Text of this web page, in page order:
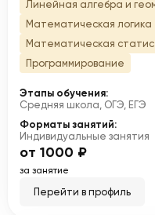
Линейная алгебра и
Математическая логика
Математическая
Программирование
Этапы обучения:
Средняя школа, ОГЭ, ЕГЭ
Форматы занятий:
Индивидуальные занятия
от 1000 ₽
за занятие
Перейти в профиль